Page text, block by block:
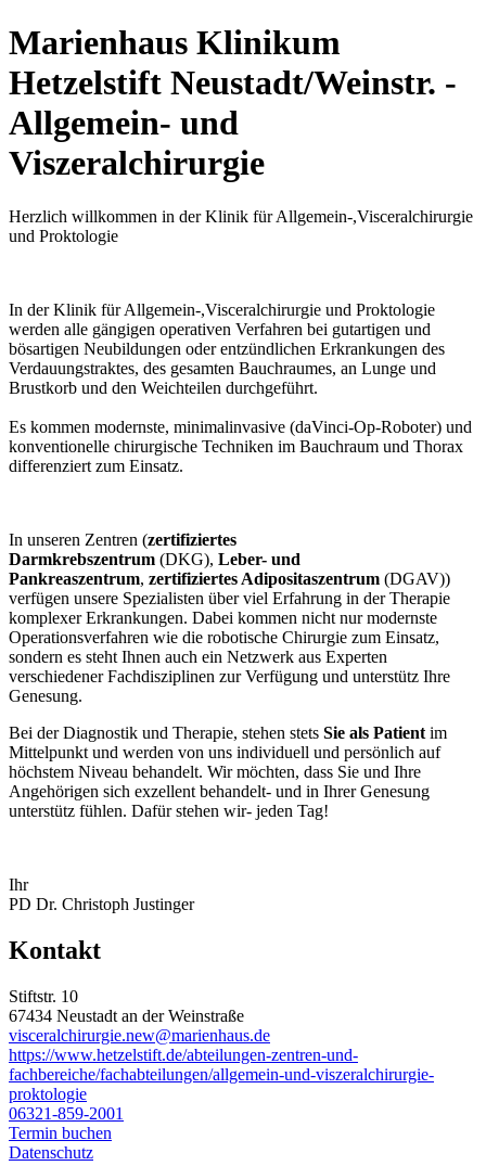
Marienhaus Klinikum
Hetzelstift Neustadt/Weinstr. -
Allgemein- und
Viszeralchirurgie
Herzlich willkommen in der Klinik für Allgemein-,Visceralchirurgie
und Proktologie
In der Klinik für Allgemein-,Visceralchirurgie und Proktologie
werden alle gängigen operativen Verfahren bei gutartigen und
bösartigen Neubildungen oder entzündlichen Erkrankungen des
Verdauungstraktes, des gesamten Bauchraumes, an Lunge und
Brustkorb und den Weichteilen durchgeführt.
Es kommen modernste, minimalinvasive (daVinci-Op-Roboter) und
konventionelle chirurgische Techniken im Bauchraum und Thorax
differenziert zum Einsatz.
In unseren Zentren (zertifiziertes
Darmkrebszentrum (DKG), Leber- und
Pankreaszentrum, zertifiziertes Adipositaszentrum (DGAV))
verfügen unsere Spezialisten über viel Erfahrung in der Therapie
komplexer Erkrankungen. Dabei kommen nicht nur modernste
Operationsverfahren wie die robotische Chirurgie zum Einsatz,
sondern es steht Ihnen auch ein Netzwerk aus Experten
verschiedener Fachdisziplinen zur Verfügung und unterstütz Ihre
Genesung.
Bei der Diagnostik und Therapie, stehen stets Sie als Patient im
Mittelpunkt und werden von uns individuell und persönlich auf
höchstem Niveau behandelt. Wir möchten, dass Sie und Ihre
Angehörigen sich exzellent behandelt- und in Ihrer Genesung
unterstütz fühlen. Dafür stehen wir- jeden Tag!
Ihr
PD Dr. Christoph Justinger
Kontakt
Stiftstr. 10
67434 Neustadt an der Weinstraße
visceralchirurgie.new@marienhaus.de
https://www.hetzelstift.de/abteilungen-zentren-und-
fachbereiche/fachabteilungen/allgemein-und-viszeralchirurgie-
proktologie
06321-859-2001
Termin buchen
Datenschutz